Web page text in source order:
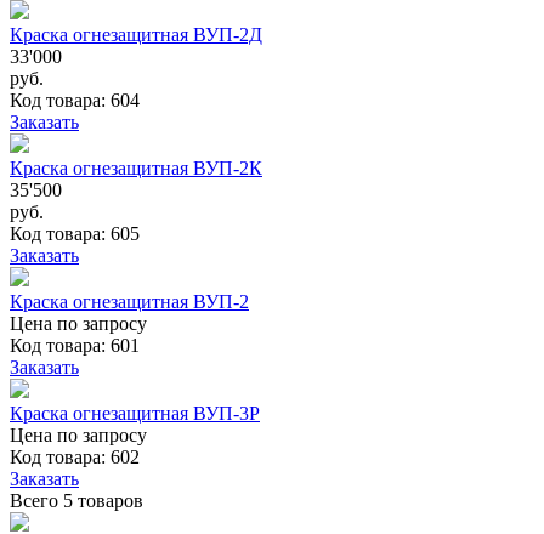
Краска огнезащитная ВУП-2Д
33'000
руб.
Код товара: 604
Заказать
Краска огнезащитная ВУП-2К
35'500
руб.
Код товара: 605
Заказать
Краска огнезащитная ВУП-2
Цена по запросу
Код товара: 601
Заказать
Краска огнезащитная ВУП-3Р
Цена по запросу
Код товара: 602
Заказать
Всего 5 товаров